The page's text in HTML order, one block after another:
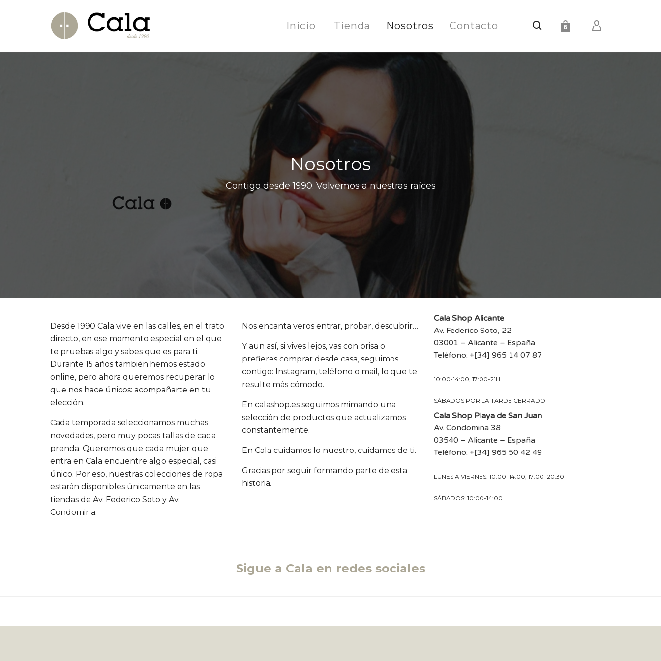
6
Inicio Tienda Nosotros Contacto
Nosotros
Contigo desde 1990. Volvemos a nuestras raíces
Desde 1990 Cala vive en las calles, en el trato
directo, en ese momento especial en el que
te pruebas algo y sabes que es para ti.
Durante 15 años también hemos estado
online, pero ahora queremos recuperar lo
que nos hace únicos: acompañarte en tu
elección.
Cada temporada seleccionamos muchas
novedades, pero muy pocas tallas de cada
prenda. Queremos que cada mujer que
entra en Cala encuentre algo especial, casi
único. Por eso, nuestras colecciones de ropa
estarán disponibles únicamente en las
tiendas de Av. Federico Soto y Av.
Condomina.
Nos encanta veros entrar, probar, descubrir…
Y aun así, si vives lejos, vas con prisa o
prefieres comprar desde casa, seguimos
contigo: Instagram, teléfono o mail, lo que te
resulte más cómodo.
En calashop.es seguimos mimando una
selección de productos que actualizamos
constantemente.
En Cala cuidamos lo nuestro, cuidamos de ti.
Gracias por seguir formando parte de esta
historia.
Cala Shop Alicante
Av. Federico Soto, 22
03001 – Alicante – España
Teléfono: +[34] 965 14 07 87
10:00-14:00, 17:00-21H
SÁBADOS POR LA TARDE CERRADO
Cala Shop Playa de San Juan
Av. Condomina 38
03540 – Alicante – España
Teléfono: +[34] 965 50 42 49
LUNES A VIERNES: 10:00–14:00, 17:00–20.30
SÁBADOS: 10:00-14:00
Sigue a Cala en redes sociales